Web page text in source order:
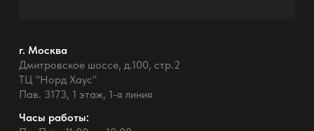
г. Москва
Дмитровское шоссе, д.100, стр.2
ТЦ "Норд Хаус"
Пав. 3173, 1 этаж, 1-я линия
Часы работы: